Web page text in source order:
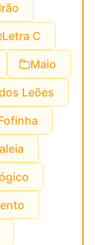
Letra C
Maio
Leões